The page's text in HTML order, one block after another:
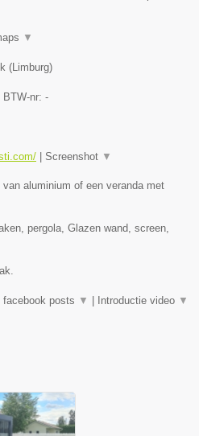
▼
( Limburg)
, BTW-nr: -
Screenshot ▼
aluminium of een veranda met
pergola, Glazen wand, screen,
facebook posts ▼ Introductie video ▼